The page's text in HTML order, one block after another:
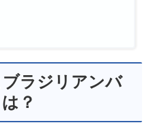
ラジリアンバ
？